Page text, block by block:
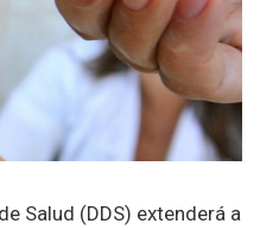
Salud (DDS) extenderá a